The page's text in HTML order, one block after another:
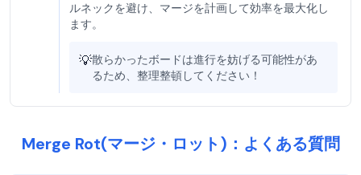
ルネックを避け、マージを計画して効率を最大化し
ます。
💡散らかったボードは進行を妨げる可能性があ
るため、整理整頓してください！
Merge Rot(マージ・ロット)：よくある質問